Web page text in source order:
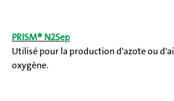
PRISM® N2Sep
Utilisé pour la production d'azote ou
oxygène.